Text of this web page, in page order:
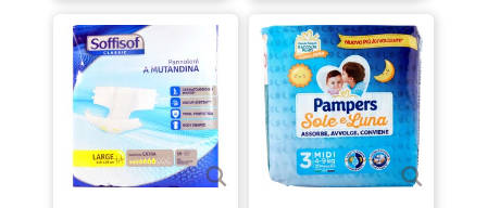
16/03/2019
Antonella C.
Consiglio questa azienda a chiunque
Consiglio questa azienda a chiunque